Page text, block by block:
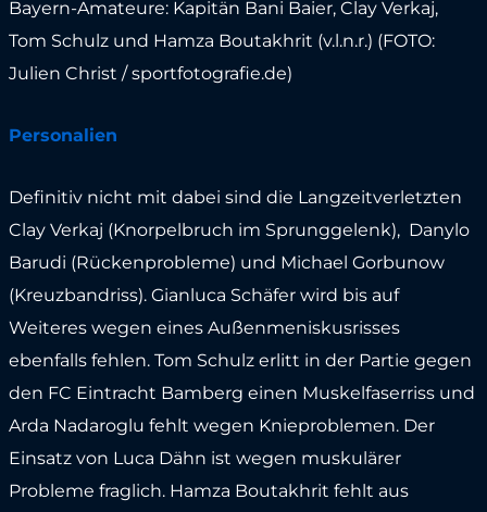
Bayern-Amateure: Kapitän Bani Baier, Clay Verkaj,
Tom Schulz und Hamza Boutakhrit (v.l.n.r.) (FOTO:
Julien Christ / sportfotografie.de)
Personalien
Definitiv nicht mit dabei sind die Langzeitverletzten
Clay Verkaj (Knorpelbruch im Sprunggelenk), Danylo
Barudi (Rückenprobleme) und Michael Gorbunow
(Kreuzbandriss). Gianluca Schäfer wird bis auf
Weiteres wegen eines Außenmeniskusrisses
ebenfalls fehlen. Tom Schulz erlitt in der Partie gegen
den FC Eintracht Bamberg einen Muskelfaserriss und
Arda Nadaroglu fehlt wegen Knieproblemen. Der
Einsatz von Luca Dähn ist wegen muskulärer
Probleme fraglich. Hamza Boutakhrit fehlt aus